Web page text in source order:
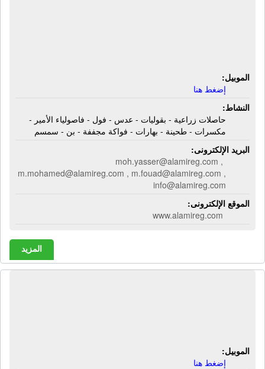
الموبيل:
إضغط هنا
النشاط:
حاصلات زراعية - بقوليات - عدس - فول - فاصولياء الأمير -
مكسرات - طحينة - بهارات - فواكة مجففة - بن - سمسم
البريد الإلكترونى:
moh.yasser@alamireg.com ,
m.mohamed@alamireg.com , m.fouad@alamireg.com ,
info@alamireg.com
الموقع الإلكترونى:
www.alamireg.com
المزيد
الموبيل:
إضغط هنا